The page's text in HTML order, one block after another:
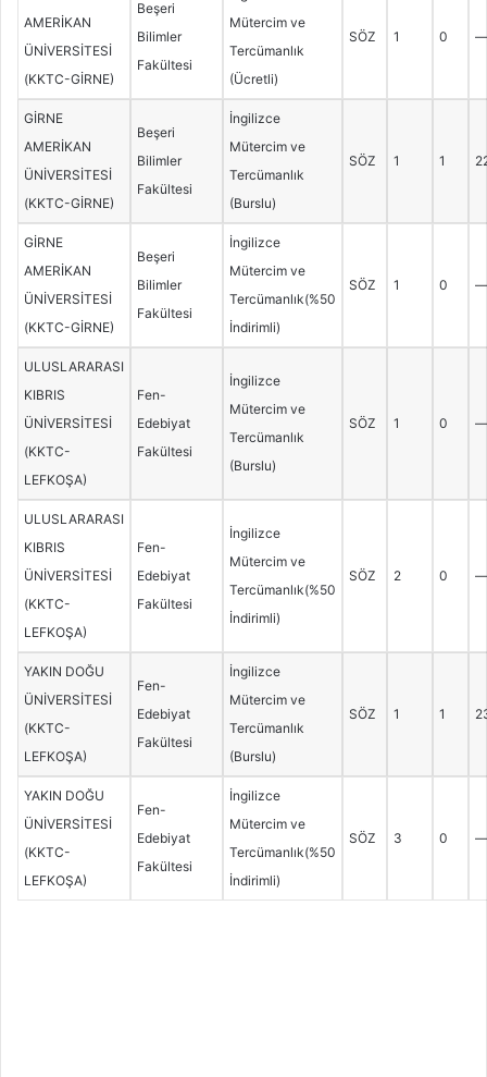
AMERİKAN
ÜNİVERSİTESİ
(KKTC-GİRNE)
Beşeri
Bilimler
Fakültesi
Mütercim ve
Tercümanlık
(Ücretli)
SÖZ 1 0 —
GİRNE
AMERİKAN
ÜNİVERSİTESİ
(KKTC-GİRNE)
Beşeri
Bilimler
Fakültesi
İngilizce
Mütercim ve
Tercümanlık
(Burslu)
SÖZ 1 1
GİRNE
AMERİKAN
ÜNİVERSİTESİ
(KKTC-GİRNE)
Beşeri
Bilimler
Fakültesi
İngilizce
Mütercim ve
Tercümanlık(%50
İndirimli)
SÖZ 1 0 —
ULUSLARARASI
KIBRIS
ÜNİVERSİTESİ
(KKTC-
LEFKOŞA)
Fen-
Edebiyat
Fakültesi
İngilizce
Mütercim ve
Tercümanlık
(Burslu)
SÖZ 1 0 —
ULUSLARARASI
KIBRIS
ÜNİVERSİTESİ
(KKTC-
LEFKOŞA)
Fen-
Edebiyat
Fakültesi
İngilizce
Mütercim ve
Tercümanlık(%50
İndirimli)
SÖZ 2 0 —
YAKIN DOĞU
ÜNİVERSİTESİ
(KKTC-
LEFKOŞA)
Fen-
Edebiyat
Fakültesi
İngilizce
Mütercim ve
Tercümanlık
(Burslu)
SÖZ 1 1
YAKIN DOĞU
ÜNİVERSİTESİ
(KKTC-
LEFKOŞA)
Fen-
Edebiyat
Fakültesi
İngilizce
Mütercim ve
Tercümanlık(%50
İndirimli)
SÖZ 3 0 —